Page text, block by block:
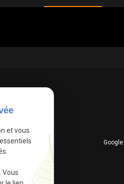
et vous
Vous